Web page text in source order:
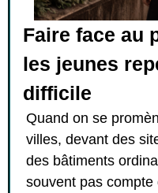
Faire face au
les jeunes
difficile
Quand on se
villes, devant des
des bâtiments
souvent pas compte